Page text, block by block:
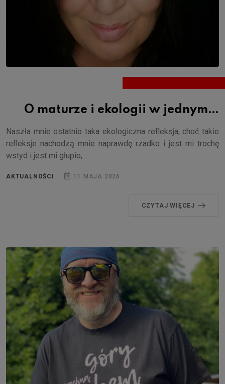
O maturze i ekologii w jednym…
Naszła mnie ostatnio taka ekologiczna refleksja, choć takie
refleksje nachodzą mnie naprawdę rzadko i jest mi trochę
wstyd i jest mi głupio, ...
AKTUALNOŚCI 11 MAJA 2026
CZYTAJ WIĘCEJ